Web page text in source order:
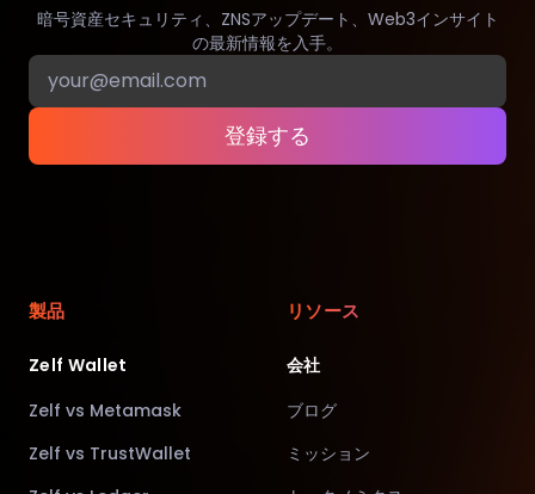
暗号資産セキュリティ、ZNSアップデート、Web3インサイト
の最新情報を入手。
登録する
製品
Zelf Wallet
Zelf vs Metamask
Zelf vs TrustWallet
リソース
会社
ブログ
ミッション